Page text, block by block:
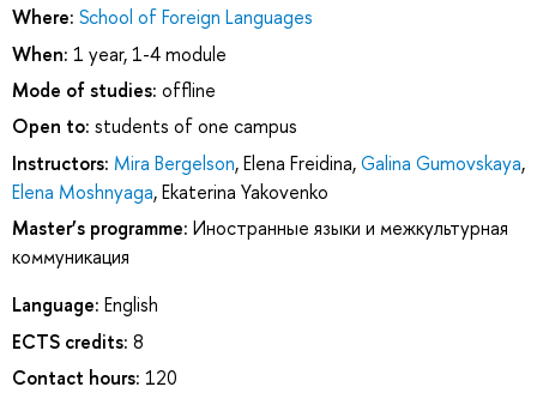
Where: School of Foreign Languages
When: 1 year, 1-4 module
Mode of studies: offline
Open to: students of one campus
Instructors: Mira Bergelson,Elena Freidina,Galina Gumovskaya,
Elena Moshnyaga,Ekaterina Yakovenko
Master’s programme: Иностранные языки и межкультурная
коммуникация
Language: English
ECTS credits: 8
Contact hours: 120